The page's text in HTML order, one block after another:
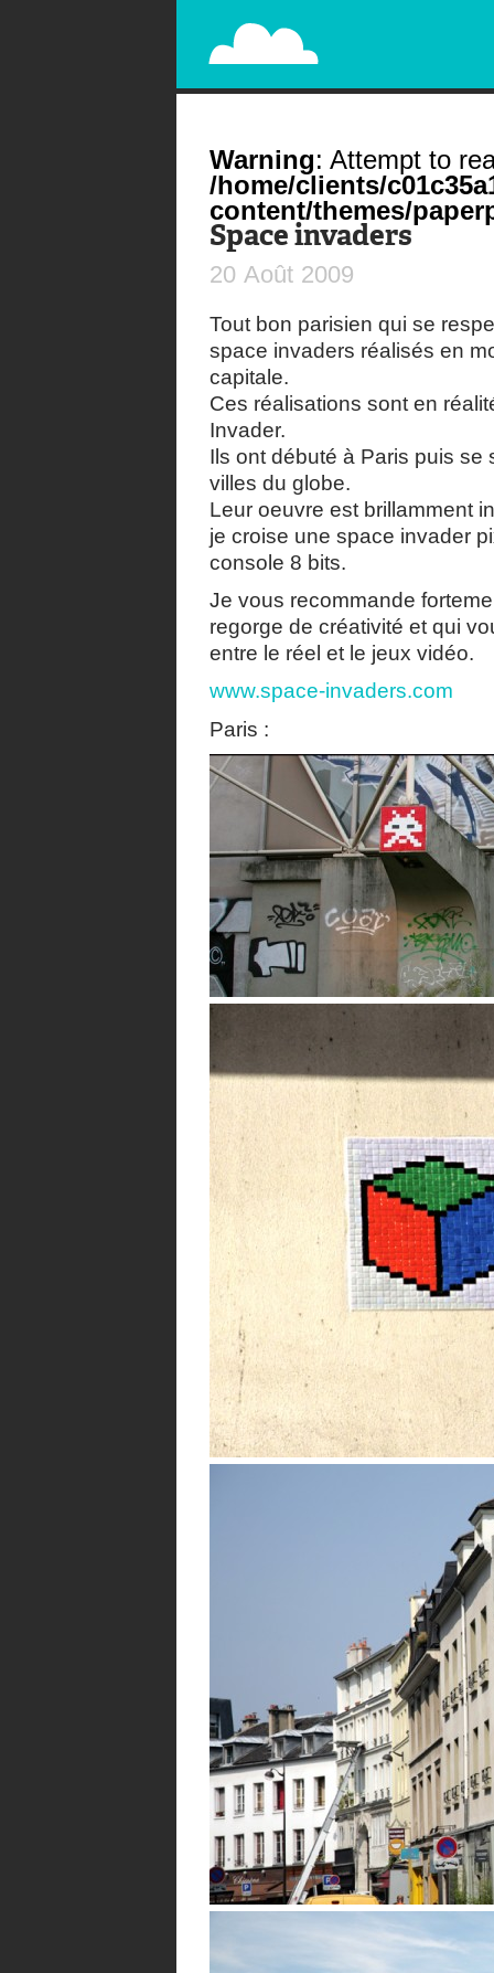
PAPERPLANE
STREET, AMBIENT, GUÉRILLA MARKETING
Warning: Attempt to
/home/clients/
content/themes/
Space invaders
20 Août 2009
Tout bon parisien qui se
space invaders réalisés en
capitale.
Ces réalisations sont en
Invader.
Ils ont débuté à Paris puis
villes du globe.
Leur oeuvre est brillamment
je croise une space invader
console 8 bits.
Je vous recommande
regorge de créativité et qui
entre le réel et le jeux vidéo.
www.space-invaders.com
Paris :